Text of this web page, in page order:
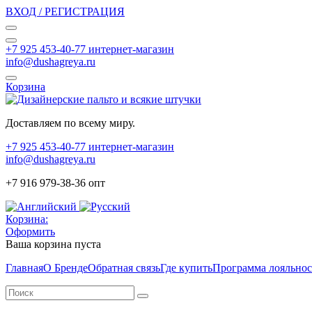
ВХОД / РЕГИСТРАЦИЯ
+7 925 453-40-77 интернет-магазин
info@dushagreya.ru
Корзина
Доставляем по всему миру.
+7 925 453-40-77 интернет-магазин
info@dushagreya.ru
+7 916 979-38-36 опт
Корзина:
Оформить
Ваша корзина пуста
ГлавнаяО БрендеОбратная связьГде купитьПрограмма